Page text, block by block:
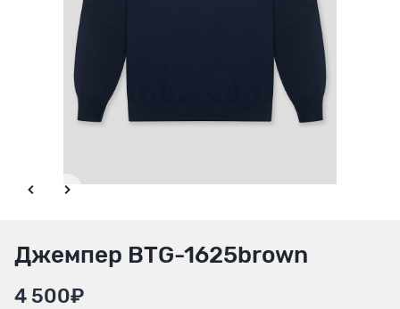
Джемпер BTG-1625brown
4 500₽